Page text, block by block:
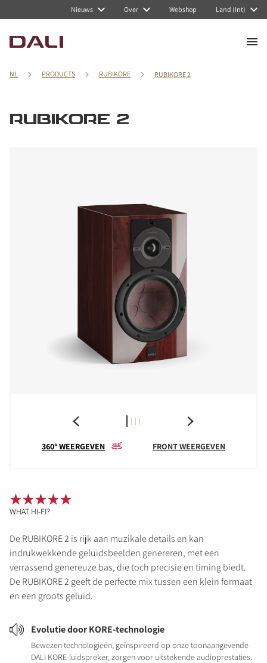
Nieuws Over Webshop Land (Int)
NL PRODUCTS RUBIKORE RUBIKORE 2
RUBIKORE 2
360° WEERGEVEN FRONT WEERGEVEN
De RUBIKORE 2 is rijk aan muzikale details en kan
indrukwekkende geluidsbeelden genereren, met een
verrassend genereuze bas, die toch precisie en timing biedt.
De RUBIKORE 2 geeft de perfecte mix tussen een klein formaat
en een groots geluid.
Evolutie door KORE-technologie
Bewezen technologieën, geïnspireerd op onze toonaangevende
DALI KORE-luidspreker, zorgen voor uitstekende audioprestaties.
WHAT HI-FI?